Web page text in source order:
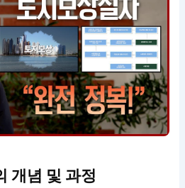
개념 및 과정